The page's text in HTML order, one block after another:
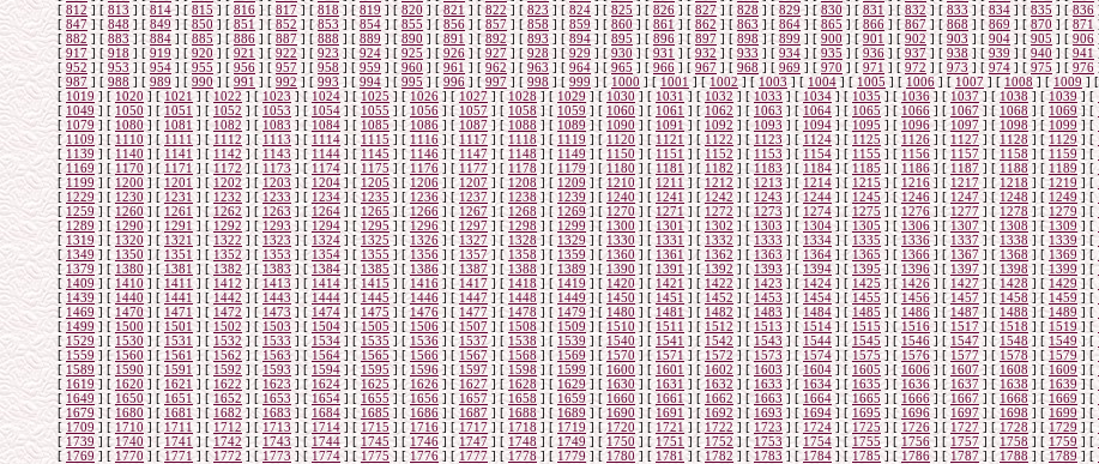
[ 812] [ 813 ] [814] [815] [ 816] [817] [818] [819 ] [ 820 ] [821 ] [822] [823] [824 ] [825] [ 826] [ 827] [ 828 ] [829] [830] [ 831] [832] [833] [834 ] [ 835] [836
[ 847] [ 848 ] [ 849] [ 850 ] [ 851 ] [852 ] [853] [854 ] [ 855 ] [856 ] [857 ] [858 ] [ 859 ] [860] [ 861] [ 862] [ 863 ] [ 864] [ 865 ] [ 866 ] [867 ] [868] [869 ] [ 870 ] [871
[ 882 ] [ 883] [884] [ 885] [886 ] [ 887] [888 ] [ 889 ] [890 ] [891 ] [892] [ 893 ] [894] [ 895 ] [ 896] [ 897] [ 898] [899] [ 900] [901 ] [ 902] [903 ] [ 904] [905 ] [906
[917] [918 ] [919] [920] [921 ] [922] [ 923] [924] [ 925] [926 ] [927] [928] [929 ] [930] [931 ] [932] [933 ] [934] [935] [936] [937] [ 938] [939] [ 940] [941
[952 ] [ 953 ] [ 954] [955 ] [956 ] [ 957 ] [958] [ 959] [ 960 ] [961 ] [ 962 ] [ 963] [ 964] [965] [966] [967 ] [ 968 ] [ 969] [970 ] [971 ] [ 972 ] [973] [ 974] [ 975 ] [976
[987 ] [988 ] [ 989 ] [990] [ 991 ] [ 992 ] [993 ] [ 994] [995] [ 996] [997] [998 ] [ 999 ] [ 1000 ] [ 1001] [ 1002] [1003 ] [ 1004 ] [ 1005] [ 1006] [ 1007 ] [ 1008] [1009 ]
[ 1019] [ 1020 ] [1021] [1022 ] [1023 ] [ 1024] [1025] [1026] [1027 ] [1028] [ 1029 ] [ 1030] [ 1031 ] [1032 ] [1033 ] [ 1034 ] [1035] [1036] [1037] [1038] [1039] [
[ 1049] [ 1050] [1051 ] [1052 ] [1053 ] [ 1054] [1055] [ 1056] [1057 ] [1058] [ 1059] [1060] [1061] [1062 ] [1063 ] [1064] [ 1065] [1066] [ 1067] [ 1068 ] [ 1069] [
[1079 ] [1080] [ 1081 ] [1082] [1083] [1084 ] [1085] [1086] [ 1087] [1088 ] [ 1089] [1090 ] [1091] [ 1092 ] [1093] [ 1094] [1095 ] [1096] [1097] [ 1098] [1099] [
[1109 ] [ 1110] [1111] [1112] [1113 ] [ 1114] [1115] [ 1116] [1117 ] [1118] [ 1119 ] [1120] [1121] [ 1122 ] [ 1123] [ 1124] [ 1125] [1126] [1127] [1128 ] [1129] [
[ 1139 ] [1140 ] [ 1141 ] [1142 ] [1143] [1144] [1145] [ 1146] [1147] [ 1148] [ 1149] [ 1150] [ 1151 ] [ 1152 ] [ 1153 ] [1154] [1155 ] [1156] [ 1157] [1158] [ 1159] [
[1169 ] [ 1170 ] [ 1171 ] [1172] [ 1173] [1174 ] [ 1175] [1176 ] [ 1177] [ 1178 ] [1179 ] [1180 ] [ 1181 ] [ 1182] [1183] [ 1184 ] [1185 ] [1186] [1187 ] [1188] [ 1189 ] [
[1199] [1200 ] [1201 ] [1202] [1203] [1204] [1205] [1206] [1207] [1208] [ 1209 ] [1210] [ 1211 ] [1212 ] [1213] [1214] [ 1215] [ 1216] [1217] [ 1218] [1219] [
[ 1229] [ 1230] [1231 ] [ 1232 ] [1233 ] [ 1234] [1235 ] [ 1236] [1237 ] [1238] [ 1239] [ 1240] [ 1241] [1242 ] [ 1243 ] [1244 ] [ 1245] [1246 ] [ 1247] [1248 ] [ 1249] [
[1259] [1260] [ 1261 ] [1262 ] [ 1263] [ 1264 ] [1265] [1266 ] [1267 ] [ 1268] [ 1269] [1270] [1271] [ 1272 ] [ 1273] [ 1274] [1275 ] [1276] [1277 ] [1278 ] [ 1279] [
[ 1289 ] [ 1290] [ 1291] [ 1292 ] [1293 ] [1294 ] [1295 ] [1296] [1297] [1298 ] [ 1299 ] [ 1300] [1301] [ 1302 ] [ 1303 ] [ 1304] [1305 ] [1306 ] [1307] [1308] [1309] [
[ 1319] [ 1320 ] [1321 ] [1322] [1323 ] [ 1324] [1325] [1326] [1327 ] [ 1328] [ 1329] [ 1330] [ 1331 ] [1332] [1333 ] [1334 ] [ 1335] [1336] [ 1337] [1338 ] [ 1339] [
[1349] [ 1350] [ 1351 ] [1352] [1353 ] [1354] [ 1355] [1356] [1357] [ 1358 ] [ 1359 ] [1360] [ 1361 ] [ 1362 ] [1363] [ 1364 ] [1365 ] [1366] [1367] [1368] [ 1369 ] [
[1379 ] [1380 ] [1381 ] [1382] [ 1383] [1384] [1385] [ 1386] [1387] [1388] [1389 ] [1390 ] [1391 ] [1392 ] [1393] [ 1394] [ 1395] [ 1396] [ 1397 ] [1398] [1399] [
[ 1409] [ 1410] [1411] [1412 ] [1413 ] [ 1414] [1415] [ 1416] [1417 ] [1418] [1419] [1420 ] [ 1421 ] [1422] [1423] [1424 ] [ 1425] [1426] [ 1427] [1428 ] [1429] [
[ 1439] [1440] [1441 ] [1442 ] [ 1443] [ 1444] [ 1445] [1446 ] [1447 ] [ 1448 ] [ 1449] [1450] [1451] [1452 ] [1453 ] [ 1454] [ 1455] [1456] [1457 ] [ 1458 ] [ 1459 ] [
[ 1469 ] [1470] [ 1471 ] [1472 ] [1473 ] [1474 ] [ 1475 ] [1476] [ 1477] [1478 ] [ 1479] [ 1480 ] [1481] [ 1482 ] [1483 ] [ 1484] [1485 ] [ 1486] [1487] [ 1488] [1489 ] [
[1499] [ 1500 ] [1501 ] [1502] [1503] [ 1504] [1505] [1506] [1507 ] [ 1508] [ 1509] [1510] [ 1511 ] [1512] [1513] [1514 ] [ 1515] [1516] [1517] [1518 ] [ 1519] [
[1529] [ 1530 ] [ 1531 ] [1532] [1533 ] [1534] [ 1535] [ 1536] [1537] [ 1538 ] [ 1539 ] [1540] [ 1541 ] [ 1542 ] [ 1543] [ 1544 ] [1545 ] [1546] [ 1547] [1548] [ 1549 ] [
[ 1559 ] [1560 ] [1561 ] [1562 ] [1563] [1564] [1565] [ 1566] [1567] [ 1568] [1569 ] [ 1570 ] [ 1571 ] [ 1572 ] [1573 ] [1574] [ 1575] [ 1576] [ 1577] [1578] [1579] [
[ 1589] [ 1590 ] [1591] [1592 ] [1593 ] [ 1594] [1595] [1596] [1597 ] [1598] [ 1599] [1600] [ 1601 ] [1602 ] [1603] [1604 ] [1605] [1606] [1607] [1608 ] [1609] [
[ 1619] [ 1620 ] [1621 ] [1622 ] [1623 ] [ 1624] [1625 ] [1626] [1627 ] [ 1628] [ 1629] [1630] [1631 ] [1632 ] [1633 ] [1634] [ 1635] [1636] [1637] [ 1638 ] [ 1639] [
[ 1649] [1650] [ 1651 ] [1652 ] [1653 ] [1654 ] [1655 ] [1656] [ 1657] [1658 ] [ 1659] [ 1660] [1661] [ 1662 ] [1663 ] [1664] [1665 ] [1666] [1667] [ 1668] [1669] [
[1679] [1680] [1681] [1682] [1683] [ 1684] [1685] [1686] [ 1687 ] [1688] [ 1689] [1690 ] [1691 ] [ 1692] [1693] [1694] [ 1695] [1696] [1697] [1698 ] [1699] [
[ 1709] [1710 ] [ 1711 ] [1712] [1713] [ 1714] [ 1715] [1716] [1717 ] [ 1718 ] [ 1719] [ 1720] [ 1721 ] [ 1722 ] [ 1723 ] [1724] [ 1725 ] [ 1726] [ 1727] [1728 ] [ 1729 ] [
[1739 ] [ 1740 ] [ 1741 ] [1742] [ 1743] [ 1744 ] [ 1745] [1746 ] [1747] [ 1748 ] [1749 ] [1750 ] [ 1751 ] [ 1752] [1753] [ 1754 ] [ 1755 ] [ 1756] [1757 ] [1758 ] [ 1759 ] [
[ 1769] [ 1770 ] [1771] [1772 ] [1773 ] [ 1774] [1775] [1776] [1777 ] [1778] [ 1779 ] [ 1780] [ 1781 ] [1782 ] [1783 ] [ 1784 ] [1785] [1786] [1787] [1788] [1789] [